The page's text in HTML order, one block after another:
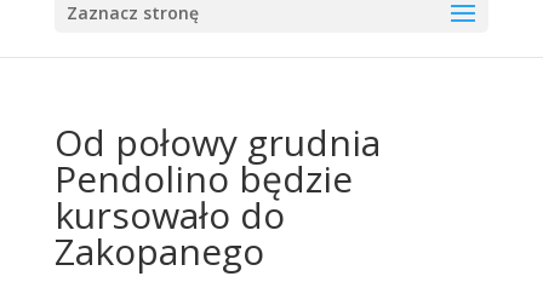
Zaznacz stronę
Od połowy grudnia
Pendolino będzie
kursowało do
Zakopanego